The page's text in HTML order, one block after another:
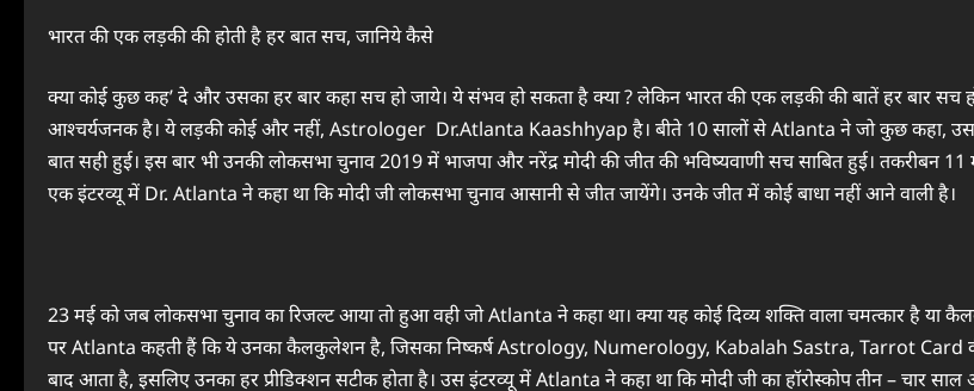
भारत की एक लड़की की होती है हर बात सच, जानिये कैसे
क्‍या कोई कुछ कह’ दे और उसका हर बार कहा सच हो जाये। ये संभव हो सकता है क्‍या ? लेकिन भारत की एक लड़की की बातें हर बार सच
आश्‍चर्यजनक है। ये लड़की कोई और नहीं, Astrologer Dr.Atlanta Kaashhyap है। बीते 10 सालों से Atlanta ने जो कुछ कहा,
बात सही हुई। इस बार भी उनकी लोकसभा चुनाव 2019 में भाजपा और नरेंद्र मोदी की जीत की भविष्‍यवाणी सच साबित हुई। तकरीबन
एक इंटरव्यू में Dr. Atlanta ने कहा था कि मोदी जी लोकसभा चुनाव आसानी से जीत जायेंगे। उनके जीत में कोई बाधा नहीं आने वाली है।
23 मई को जब लोकसभा चुनाव का रिजल्‍ट आया तो हुआ वही जो Atlanta ने कहा था। क्‍या यह कोई दिव्य शक्ति वाला चमत्‍कार है या
पर Atlanta कहती हैं कि ये उनका कैलकुलेशन है, जिसका निष्‍कर्ष Astrology, Numerology, Kabalah Sastra, Tarrot Card
बाद आता है, इसलिए उनका हर प्रीडिक्‍शन सटीक होता है। उस इंटरव्यू में Atlanta ने कहा था कि मोदी जी का हॉरोस्‍कोप तीन – चार साल